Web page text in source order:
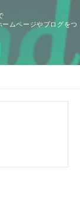
ムページやブログをつ